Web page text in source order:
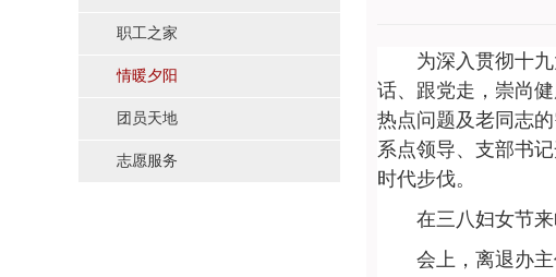
职工之家
情暖夕阳
团员天地
志愿服务
为深入贯彻十
话、跟党走，崇尚
热点问题及老同志
系点领导、支部书
时代步伐。
在三八妇女节来
会上，离退办